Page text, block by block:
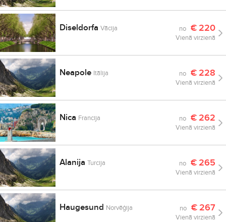
DiseldorfaVācija no € 220
Vienā virzienā
Neapole Itālija no € 228
Vienā virzienā
Nica Francija no € 262
Vienā virzienā
AlanijaTurcija no € 265
Vienā virzienā
Haugesund Norvēģija no € 267
Vienā virzienā